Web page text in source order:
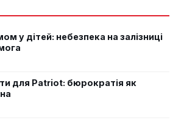
у дітей: небезпека на залізниці
для Patriot: бюрократія як